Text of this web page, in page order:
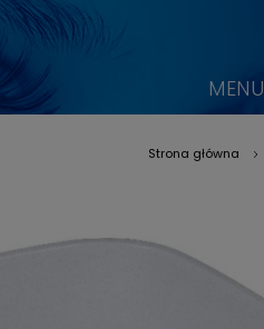
MENU
Strona główna